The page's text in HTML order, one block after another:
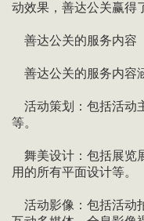
动效果，善达公关赢得
善达公关的服务内容
善达公关的服务内容
活动策划：包括活动
等。
舞美设计：包括展览
用的所有平面设计等。
活动影像：包括活动